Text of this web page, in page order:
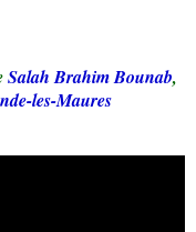
Salah Brahim Bounab,
les-Maures